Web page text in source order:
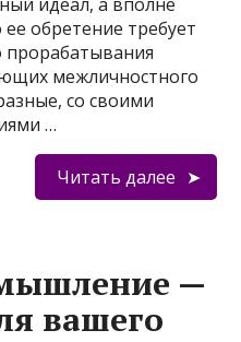
обретение требует
прорабатывания
межличностного
со своими
…
Читать далее
—
вашего